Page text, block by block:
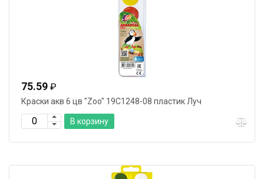
75.59 ₽
Краски акв 6 цв "Zoo" 19С1248-08 пластик Луч
В корзину